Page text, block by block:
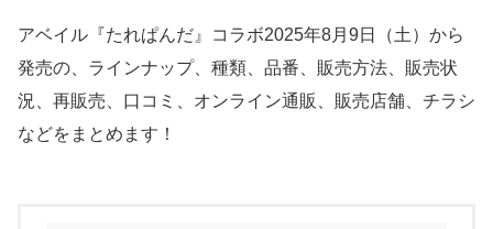
アベイル『たれぱんだ』コラボ2025年8月9日（土）から
発売の、ラインナップ、種類、品番、販売方法、販売状
況、再販売、口コミ、オンライン通販、販売店舗、チラシ
などをまとめます！